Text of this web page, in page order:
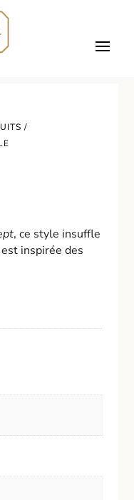
/
, ce style insuffle
inspirée des